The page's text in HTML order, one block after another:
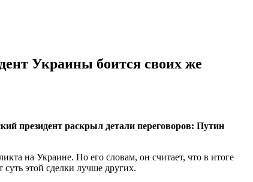
Украины боится своих же
президент раскрыл детали переговоров: Путин
на Украине. По его словам, он считает, что в итоге
этой сделки лучше других.